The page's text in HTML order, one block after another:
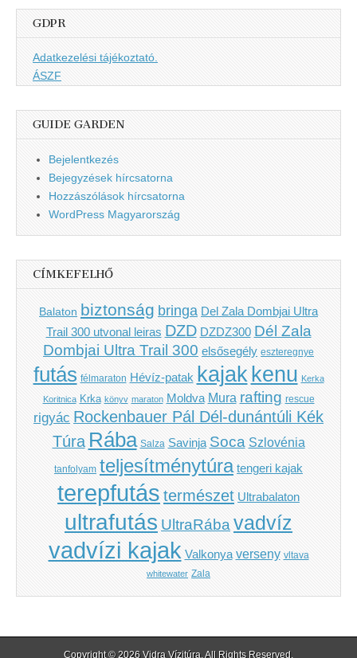
GDPR
Adatkezelési tájékoztató.
ÁSZF
GUIDE GARDEN
Bejelentkezés
Bejegyzések hírcsatorna
Hozzászólások hírcsatorna
WordPress Magyarország
CÍMKEFELHŐ
Balaton biztonság bringa Del Zala Dombjai Ultra
Trail 300 utvonal leiras DZD DZDZ300 Dél Zala
Dombjai Ultra Trail 300 elsősegély eszteregnye
futás félmaraton Hévíz-patak kajakkenu Kerka
Koritnica Krka könyv maraton Moldva Mura rafting rescue
rigyác Rockenbauer Pál Dél-dunántúli Kék
Túra Rába Salza Savinja Soca Szlovénia
tanfolyam teljesítménytúra tengeri kajak
terepfutás természet Ultrabalaton
ultrafutás UltraRábavadvíz
vadvízi kajak Valkonya verseny vltava
whitewater Zala
Copyright © 2026 Vidra Vízitúra. All Rights Reserved.